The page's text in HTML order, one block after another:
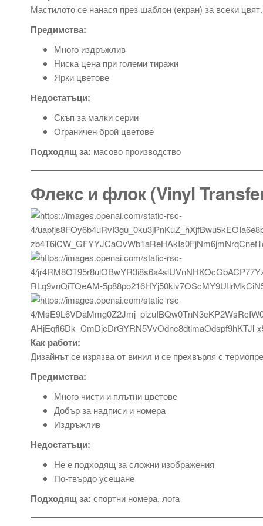
Мастилото се нанася през шаблон (екран) за всеки цвят.
Предимства:
Много издръжлив
Ниска цена при големи тиражи
Ярки цветове
Недостатъци:
Скъп за малки серии
Ограничен брой цветове
Подходящ за: масово производство
Флекс и флок (Vinyl
Как работи:
Дизайнът се изрязва от винил и се прехвърля с
Предимства:
Много чисти и плътни цветове
Добър за надписи и номера
Издръжлив
Недостатъци:
Не е подходящ за сложни изображения
По-твърдо усещане
Подходящ за: спортни номера, лога